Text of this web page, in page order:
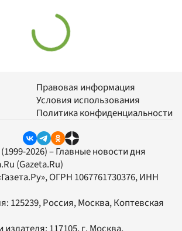
Правовая информация
Условия использования
Политика конфиденциальности
2026) – Главные новости дня
(Gazeta.Ru)
, ОГРН 1067761730376, ИНН
125239, Россия, Москва, Коптевская